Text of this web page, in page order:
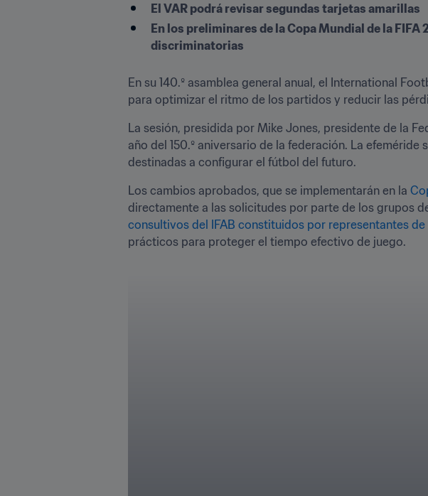
El VAR podrá revisar segundas tarjetas amarillas
En los preliminares de la Copa Mundial de la
discriminatorias
En su 140.º asamblea general anual, el International
para optimizar el ritmo de los partidos y reducir las
La sesión, presidida por Mike Jones, presidente de la
año del 150.º aniversario de la federación. La
destinadas a configurar el fútbol del futuro.
Los cambios aprobados, que se implementarán en la
directamente a las solicitudes por parte de los grupos
consultivos del IFAB constituidos por representantes
prácticos para proteger el tiempo efectivo de juego.